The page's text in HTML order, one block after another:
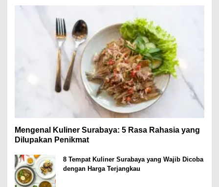
Mengenal Kuliner Surabaya: 5 Rasa Rahasia yang
Dilupakan Penikmat
8 Tempat Kuliner Surabaya yang Wajib Dicoba
dengan Harga Terjangkau